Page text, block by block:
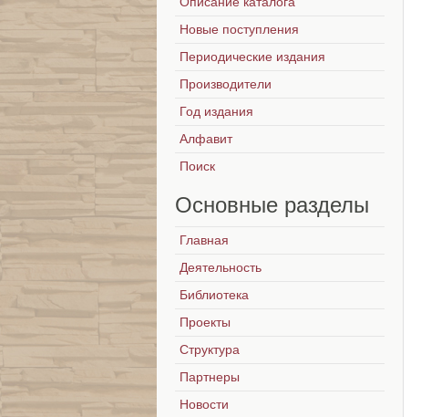
Новые поступления
Периодические издания
Производители
Год издания
Алфавит
Поиск
Основные разделы
Главная
Деятельность
Библиотека
Проекты
Структура
Партнеры
Новости